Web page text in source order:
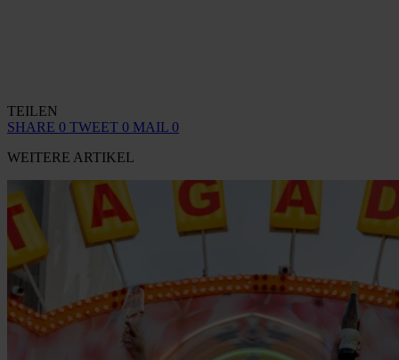
TEILEN
SHARE 0 TWEET 0 MAIL 0
WEITERE ARTIKEL